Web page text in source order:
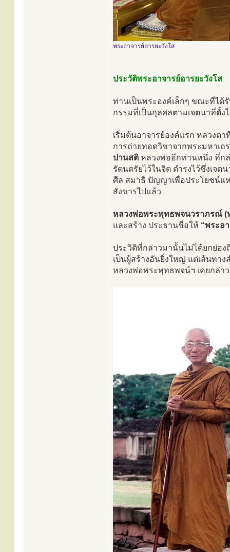
พระอาจารย์อารยะวังโส
ประวัติพระอาจารย์อารยะวังโส
ท่านเป็นพระองค์เล็กๆ ขณะที่ได้
กรรมที่เป็นกุลศลตามเจตนาที่ตั้ง
เริ่มต้นอาจารย์องค์แรก หลวงต
การถ่ายทอดวิชาจากพระมหาเ
ปานสติ หลวงพ่ออีกท่านหนึ่ง ที่ก
รัตนตรัยไว้ในจิต ดำรงไว้ซึ่งเจ
ศีล สมาธิ ปัญญาเพื่อประโยชน์
สังขารไปแล้ว
หลวงพ่อพระพุทธพจนวราภรณ์ (
และสร้าง ประธานชื่อให้ “พระอ
ประวิติที่กล่าวมานั้นไม่ได้ยกย่อ
เป็นผู้สร้างอันยิ่งใหญ่ แต่เส้นทา
หลวงพ่อพระพุทธพจน์ฯ เคยกล่า